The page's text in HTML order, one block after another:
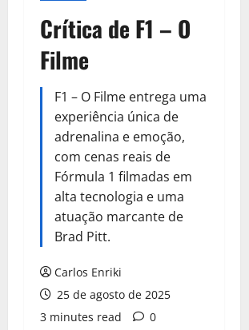
Crítica de F1 – O
Filme
F1 – O Filme entrega uma
experiência única de
adrenalina e emoção,
com cenas reais de
Fórmula 1 filmadas em
alta tecnologia e uma
atuação marcante de
Brad Pitt.
Carlos Enriki
25 de agosto de 2025
3 minutes read
0